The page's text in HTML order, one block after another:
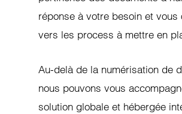
réponse à votre besoin et vous
vers les process à mettre en
Au-delà de la numérisation de
nous pouvons vous
solution globale et hébergée